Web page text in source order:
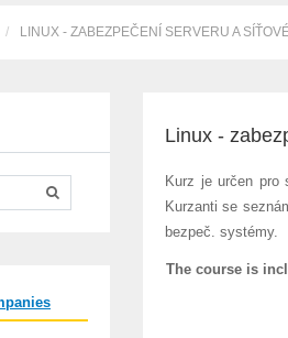
LINUX - ZABEZPEČENÍ SERVERU A
Linux -
Kurz je určen pro
Kurzanti se
bezpeč. systémy.
The course is